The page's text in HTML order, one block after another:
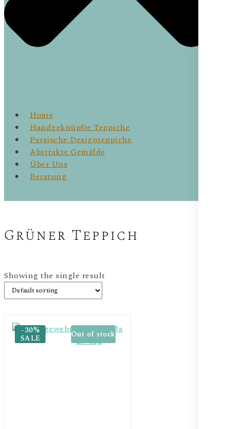
Home
Handgeknüpfte Teppiche
Persische Designteppiche
Abstrakte Gemälde
Über Uns
Beratung
Grüner Teppich
Showing the single result
-30%
SALE Out of stock